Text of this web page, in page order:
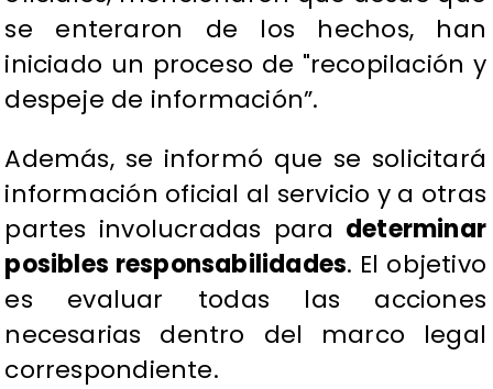
se enteraron de los hechos, han
iniciado un proceso de "recopilación y
despeje de información”.
Además, se informó que se solicitará
información oficial al servicio y a otras
partes involucradas para determinar
posibles responsabilidades. El objetivo
es evaluar todas las acciones
necesarias dentro del marco legal
correspondiente.